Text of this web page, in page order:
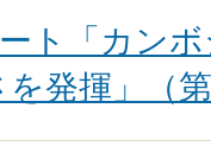
ト「カン
発揮」（